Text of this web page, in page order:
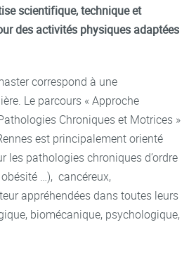
scientifique, technique et
des activités physiques adaptées
correspond à une
Le parcours « Approche
Chroniques et Motrices »
est principalement orienté
les pathologies chroniques d’ordre
…), cancéreux,
appréhendées dans toutes leurs
biomécanique, psychologique,